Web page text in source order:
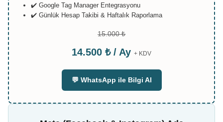
✔️ Google Tag Manager Entegrasyonu
✔️ Günlük Hesap Takibi & Haftalık Raporlama
15.000 ₺
14.500 ₺ / Ay + KDV
💬 WhatsApp ile Bilgi Al